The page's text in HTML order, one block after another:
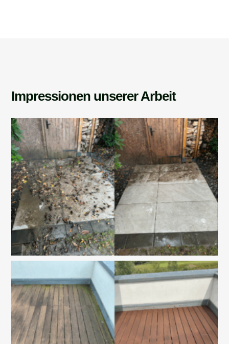
Impressionen unserer Arbeit